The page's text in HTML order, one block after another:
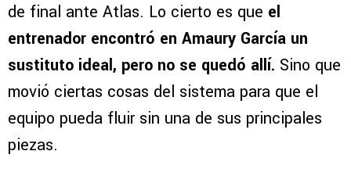
de final ante Atlas. Lo cierto es que el
entrenador encontró en Amaury García un
sustituto ideal, pero no se quedó allí. Sino que
movió ciertas cosas del sistema para que el
equipo pueda fluir sin una de sus principales
piezas.